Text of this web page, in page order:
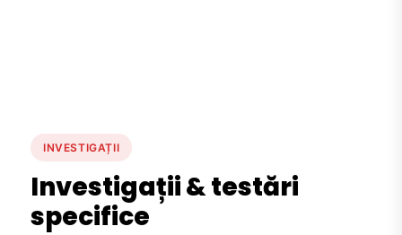
INVESTIGAȚII
Investigații & testări
specifice